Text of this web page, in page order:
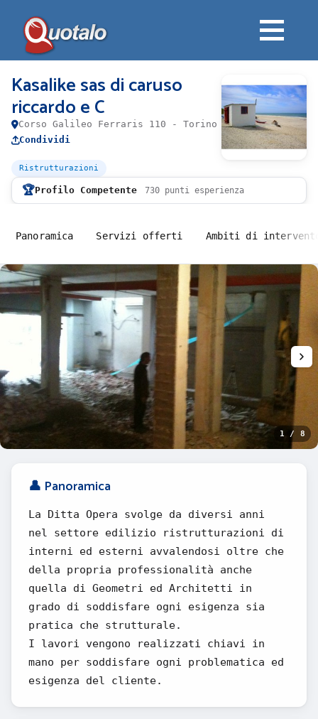
Kasalike sas di caruso
riccardo e C
Corso Galileo Ferraris 110 - Torino
Condividi
Ristrutturazioni
🏆Profilo Competente 730 punti esperienza
Panoramica Servizi offerti Ambiti di
1 / 8
👤 Panoramica
La Ditta Opera svolge da diversi anni
nel settore edilizio ristrutturazioni di
interni ed esterni avvalendosi oltre che
della propria professionalità anche
quella di Geometri ed Architetti in
grado di soddisfare ogni esigenza sia
pratica che strutturale.
I lavori vengono realizzati chiavi in
mano per soddisfare ogni problematica ed
esigenza del cliente.